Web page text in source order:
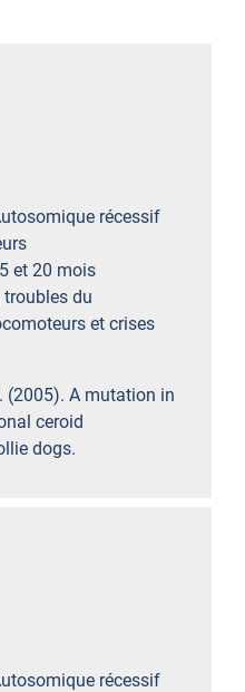
récessif
et 20 mois
du
et crises
(2005). A mutation in
ceroid
dogs.
récessif